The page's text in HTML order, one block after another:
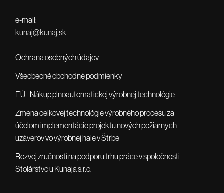
e-mail:
kunaj@kunaj.sk
Ochrana osobných údajov
Všeobecné obchodné podmienky
EÚ - Nákup plnoautomatickej výrobnej technológie
Zmena celkovej technológie výrobného procesu za
účelom implementácie projektu nových požiarnych
uzáverov vo výrobnej hale v Štrbe
Rozvoj zručností na podporu trhu práce v spoločnosti
Stolárstvo u Kunaja s.r.o.